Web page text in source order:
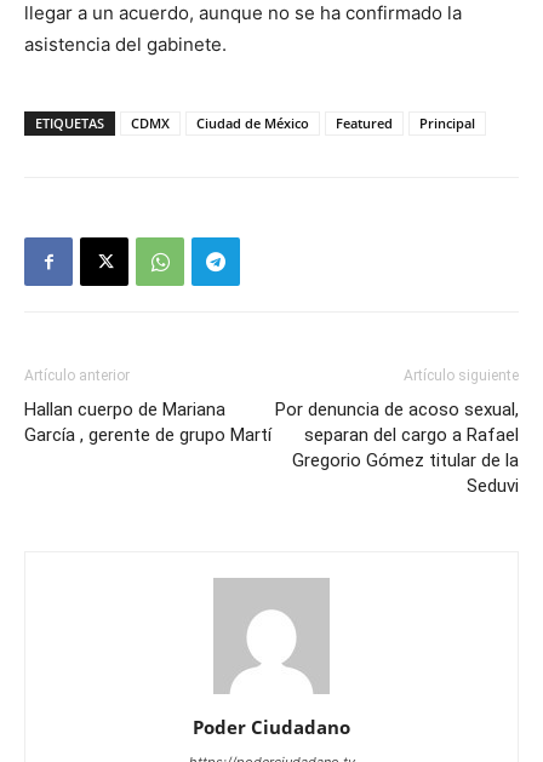
llegar a un acuerdo, aunque no se ha confirmado la
asistencia del gabinete.
ETIQUETAS CDMX Ciudad de México Featured Principal
Artículo anterior
Hallan cuerpo de Mariana
García , gerente de grupo Martí
Artículo siguiente
Por denuncia de acoso sexual,
separan del cargo a Rafael
Gregorio Gómez titular de la
Seduvi
Poder Ciudadano